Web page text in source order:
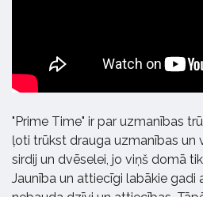
"Prime Time" ir par uzmanības
ļoti trūkst drauga uzmanības un
sirdij un dvēselei, jo viņš domā
Jaunība un attiecīgi labākie gadi